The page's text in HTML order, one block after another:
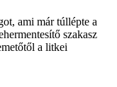
ami már túllépte a
szakasz
a litkei